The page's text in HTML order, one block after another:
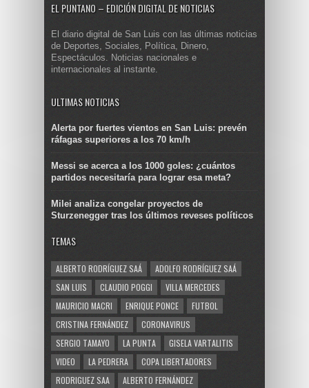
EL PUNTANO – EDICIÓN DIGITAL DE NOTICIAS
El diario digital de San Luis con las últimas noticias
de Deportes, Sociales, Política, Dinero,
Espectáculos. Noticias nacionales e
internacionales al instante.
ULTIMAS NOTICIAS
Alerta por fuertes vientos en San Luis: prevén
ráfagas superiores a los 70 km/h
Messi se acerca a los 1000 goles: ¿cuántos
partidos necesitaría para lograr esa meta?
Milei analiza congelar proyectos de
Sturzenegger tras los últimos reveses políticos
TEMAS
ALBERTO RODRÍGUEZ SAÁ
ADOLFO RODRÍGUEZ SAÁ
SAN LUIS
CLAUDIO POGGI
VILLA MERCEDES
MAURICIO MACRI
ENRIQUE PONCE
FUTBOL
CRISTINA FERNÁNDEZ
CORONAVIRUS
SERGIO TAMAYO
LA PUNTA
GISELA VARTALITIS
VIDEO
LA PEDRERA
COPA LIBERTADORES
RODRIGUEZ SAA
ALBERTO FERNÁNDEZ